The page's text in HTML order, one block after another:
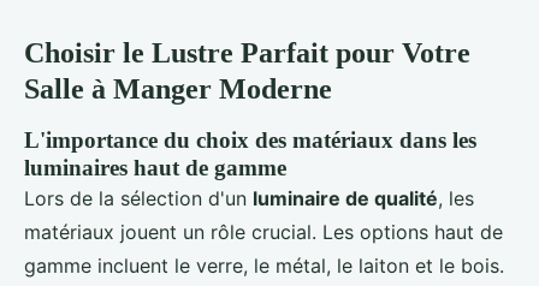
Choisir le Lustre Parfait pour Votre
Salle à Manger Moderne
L'importance du choix des matériaux dans les
luminaires haut de gamme
Lors de la sélection d'un luminaire de qualité, les
matériaux jouent un rôle crucial. Les options haut de
gamme incluent le verre, le métal, le laiton et le bois.